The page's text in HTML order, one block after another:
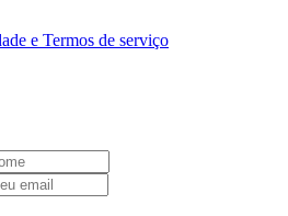
e Termos de serviço